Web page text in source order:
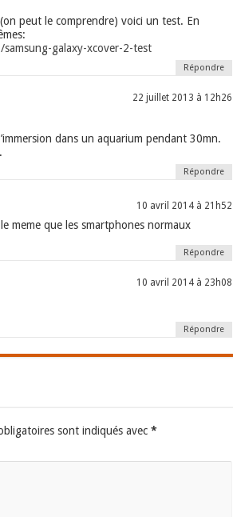
peut le comprendre) voici un test. En
galaxy-xcover-2-test
Répondre
22 juillet 2013 à 12h26
dans un aquarium pendant 30mn.
Répondre
10 avril 2014 à 21h52
meme que les smartphones normaux
Répondre
10 avril 2014 à 23h08
Répondre
sont indiqués avec *